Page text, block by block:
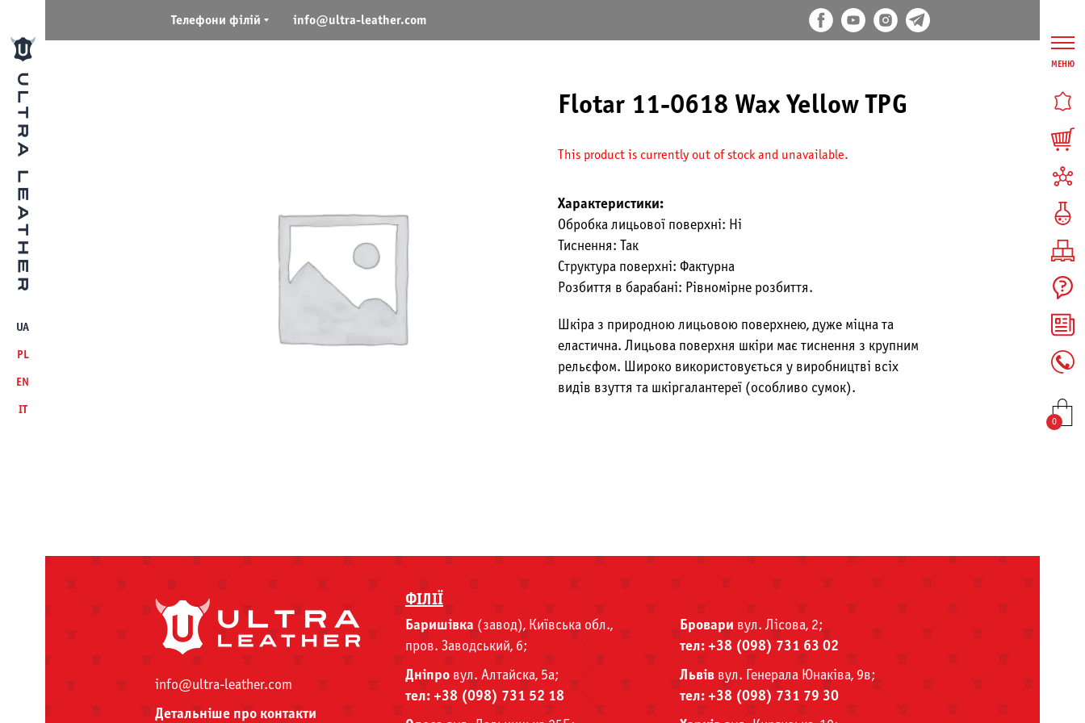
UA
PL
EN
IT
МЕНЮ
0
Телефони філій info@ultra-leather.com
Flotar 11-0618 Wax Yellow TPG
This product is currently out of stock and unavailable.
Характеристики:
Обробка лицьової поверхні: Ні
Тиснення: Так
Структура поверхні: Фактурна
Розбиття в барабані: Рівномірне розбиття.
Шкіра з природною лицьовою поверхнею, дуже міцна та
еластична. Лицьова поверхня шкіри має тиснення з крупним
рельєфом. Широко використовується у виробництві всіх
видів взуття та шкіргалантереї (особливо сумок).
info@ultra-leather.com
Детальніше про контакти
ФІЛІЇ
Баришівка (завод), Київська обл.,
пров. Заводський, 6;
Бровари вул. Лісова, 2;
тел: +38 (098) 731 63 02
Дніпро вул. Алтайска, 5а;
тел: +38 (098) 731 52 18
Львів вул. Генерала Юнаківа, 9в;
тел: +38 (098) 731 79 30